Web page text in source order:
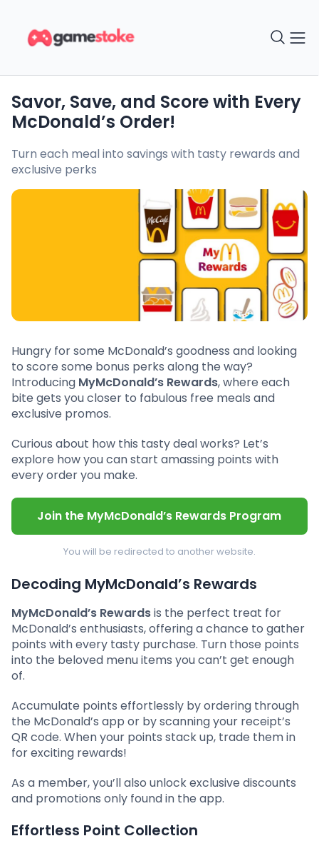
Savor, Save, and Score with Every
McDonald’s Order!
Turn each meal into savings with tasty rewards and
exclusive perks
Hungry for some McDonald’s goodness and looking
to score some bonus perks along the way?
Introducing MyMcDonald’s Rewards, where each
bite gets you closer to fabulous free meals and
exclusive promos.
Curious about how this tasty deal works? Let’s
explore how you can start amassing points with
every order you make.
Join the MyMcDonald’s Rewards Program
You will be redirected to another website.
Decoding MyMcDonald’s Rewards
MyMcDonald’s Rewardsis the perfect treat for
McDonald’s enthusiasts, offering a chance to gather
points with every tasty purchase. Turn those points
into the beloved menu items you can’t get enough
of.
Accumulate points effortlessly by ordering through
the McDonald’s app or by scanning your receipt’s
QR code. When your points stack up, trade them in
for exciting rewards!
As a member, you’ll also unlock exclusive discounts
and promotions only found in the app.
Effortless Point Collection